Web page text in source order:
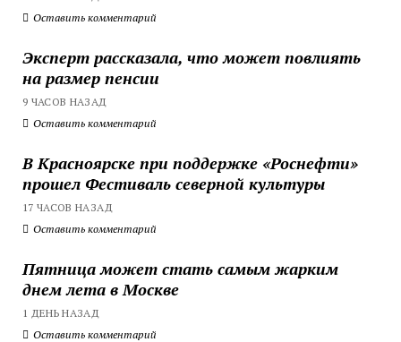
Оставить комментарий
Эксперт рассказала, что может повлиять
на размер пенсии
9 ЧАСОВ НАЗАД
Оставить комментарий
В Красноярске при поддержке «Роснефти»
прошел Фестиваль северной культуры
17 ЧАСОВ НАЗАД
Оставить комментарий
Пятница может стать самым жарким
днем лета в Москве
1 ДЕНЬ НАЗАД
Оставить комментарий